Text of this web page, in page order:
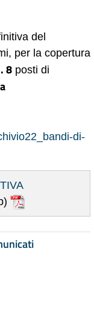
del
per la copertura
8 posti di
di-